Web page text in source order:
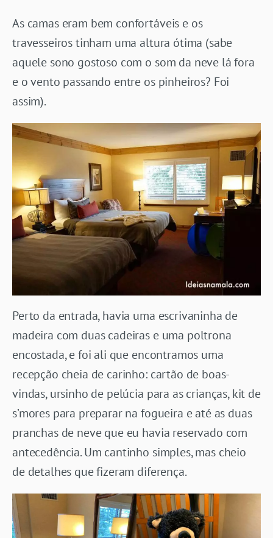
As camas eram bem confortáveis e os
travesseiros tinham uma altura ótima (sabe
aquele sono gostoso com o som da neve lá fora
e o vento passando entre os pinheiros? Foi
assim).
Perto da entrada, havia uma escrivaninha de
madeira com duas cadeiras e uma poltrona
encostada, e foi ali que encontramos uma
recepção cheia de carinho: cartão de boas-
vindas, ursinho de pelúcia para as crianças, kit de
s’mores para preparar na fogueira e até as duas
pranchas de neve que eu havia reservado com
antecedência. Um cantinho simples, mas cheio
de detalhes que fizeram diferença.